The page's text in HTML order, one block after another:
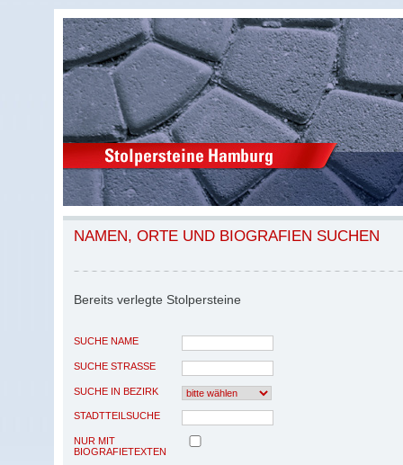
NAMEN, ORTE UND BIOGRAFIEN SUCHEN
Bereits verlegte Stolpersteine
SUCHE NAME
SUCHE STRASSE
SUCHE IN BEZIRK
STADTTEILSUCHE
NUR MIT
BIOGRAFIETEXTEN